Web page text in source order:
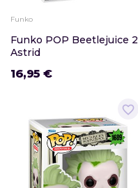
Funko
Funko POP Beetlejuice 2
Astrid
16,95 €
favorite_border